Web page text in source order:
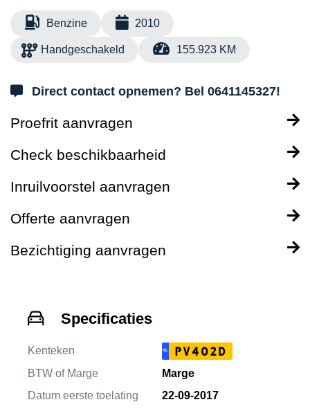
Benzine 2010
Handgeschakeld 155.923 KM
Direct contact opnemen? Bel 0641145327!
Proefrit aanvragen
Check beschikbaarheid
Inruilvoorstel aanvragen
Offerte aanvragen
Bezichtiging aanvragen
Specificaties
Kenteken NL PV402D
BTW of Marge
Marge
Datum eerste toelating
22-09-2017